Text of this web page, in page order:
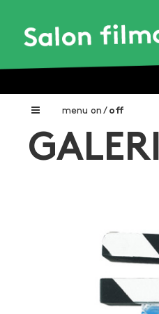
menu on / off
Home
Autoři filmových
Aktuální výstavy